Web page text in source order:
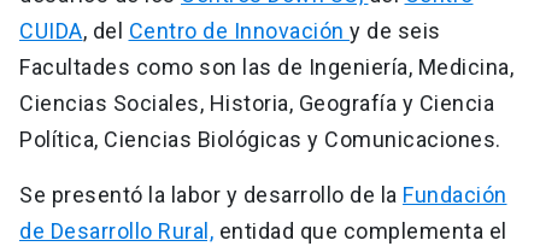
CUIDA, del Centro de Innovación y de seis
Facultades como son las de Ingeniería, Medicina,
Ciencias Sociales, Historia, Geografía y Ciencia
Política, Ciencias Biológicas y Comunicaciones.
Se presentó la labor y desarrollo de la Fundación
de Desarrollo Rural, entidad que complementa el